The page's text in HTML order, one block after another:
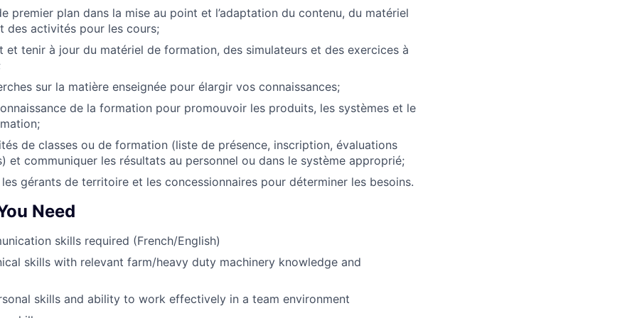
premier plan dans la mise au point et l’adaptation du contenu, du matériel
des activités pour les cours;
et tenir à jour du matériel de formation, des simulateurs et des exercices à
sur la matière enseignée pour élargir vos connaissances;
de la formation pour promouvoir les produits, les systèmes et le
de classes ou de formation (liste de présence, inscription, évaluations
et communiquer les résultats au personnel ou dans le système approprié;
gérants de territoire et les concessionnaires pour déterminer les besoins.
Need
skills required (French/English)
skills with relevant farm/heavy duty machinery knowledge and
skills and ability to work effectively in a team environment